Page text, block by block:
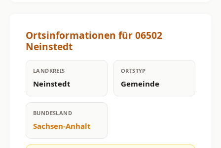
Ortsinformationen für 06502
Neinstedt
LANDKREIS
Neinstedt
ORTSTYP
Gemeinde
BUNDESLAND
Sachsen-Anhalt